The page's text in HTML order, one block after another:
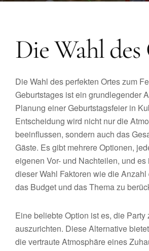
Die Wahl
Die Wahl des perfekten Ortes zum
Geburtstages ist ein grundlegender
Planung einer Geburtstagsfeier in
Entscheidung wird nicht nur die
beeinflussen, sondern auch das
Gäste. Es gibt mehrere Optionen,
eigenen Vor- und Nachteilen, und es
dieser Wahl Faktoren wie die Anzahl
das Budget und das Thema zu
Eine beliebte Option ist es, die Party
auszurichten. Diese Alternative
die vertraute Atmosphäre eines